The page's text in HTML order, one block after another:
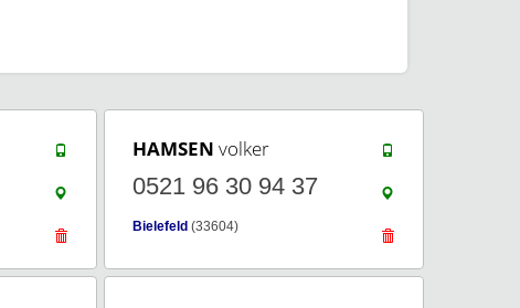
HAMSEN volker
0521 96 30 94 37
Bielefeld (33604)